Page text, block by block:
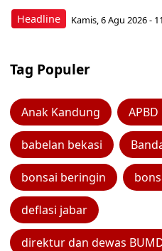
Headline Kamis, 6 Agu 2026 -
Tag Populer
Anak Kandung
babelan bekasi
bonsai beringin
deflasi jabar
direktur dan dewas